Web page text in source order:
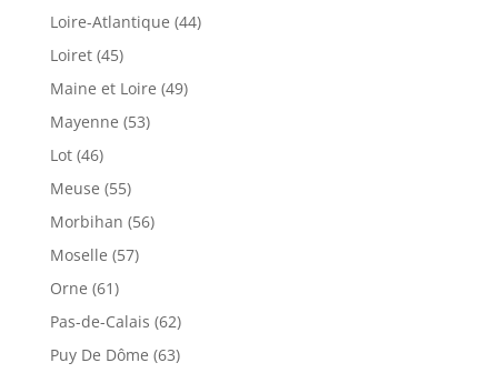
Loire-Atlantique (44)
Loiret (45)
Maine et Loire (49)
Mayenne (53)
Lot (46)
Meuse (55)
Morbihan (56)
Moselle (57)
Orne (61)
Pas-de-Calais (62)
Puy De Dôme (63)